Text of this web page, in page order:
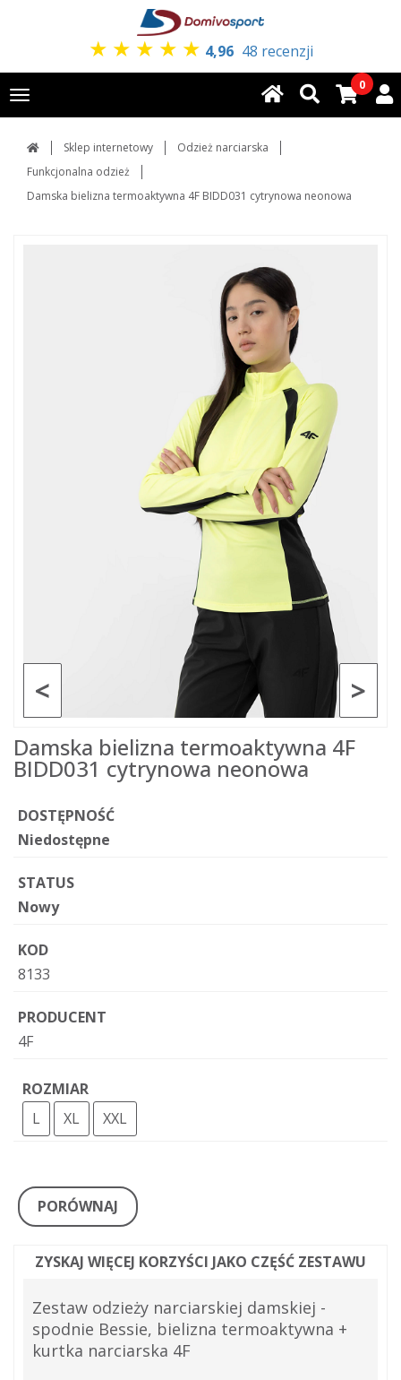
★ ★ ★ ★ ★ 4,96 48 recenzji
Toggle
navigation
0
Sklep internetowy
Odzież narciarska
Funkcjonalna odzież
Damska bielizna termoaktywna 4F BIDD031 cytrynowa neonowa
>
<
Damska bielizna termoaktywna 4F
BIDD031 cytrynowa neonowa
DOSTĘPNOŚĆ
Niedostępne
STATUS
Nowy
KOD
8133
PRODUCENT
4F
ROZMIAR
L
XL XXL
PORÓWNAJ
ZYSKAJ WIĘCEJ KORZYŚCI JAKO CZĘŚĆ ZESTAWU
Zestaw odzieży narciarskiej damskiej -
spodnie Bessie, bielizna termoaktywna +
kurtka narciarska 4F